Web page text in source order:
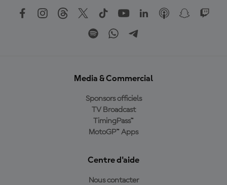
Media & Commercial
Sponsors officiels
TV Broadcast
TimingPass™
MotoGP™ Apps
Centre d'aide
Nous contacter